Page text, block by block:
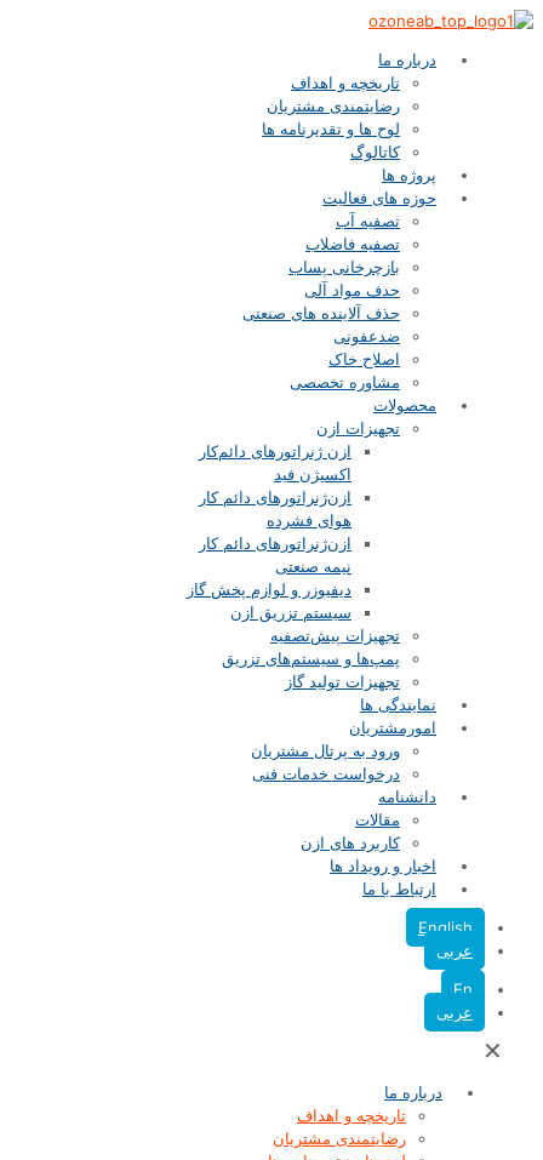
درباره ما
تاریخچه و اهداف
رضایتمندی مشتریان
لوح ها و تقدیرنامه ها
کاتالوگ
پروژه ها
حوزه های فعالیت
تصفیه آب
تصفیه فاضلاب
بازچرخانی پساب
حدف مواد آلی
حذف آلاینده های صنعتی
ضدعفونی
اصلاح خاک
مشاوره تخصصی
محصولات
تجهیزات ازن
ازن‌ ژنراتورهای دائم‌کار
اکسیژن فید
ازن‌ژنراتورهای دائم کار
هوای فشرده
ازن‌ژنراتورهای دائم کار
نیمه صنعتی
دیفیوزر و لوازم پخش گاز
سیستم تزریق ازن
تجهیزات پیش‌تصفیه
پمپ‌ها و سیستم‌های تزریق
تجهیزات تولید گاز
نمایندگی ها
امورمشتریان
ورود به پرتال مشتریان
درخواست خدمات فنی
دانشنامه
مقالات
کاربرد های ازن
اخبار و رویداد ها
ارتباط با ما
English
عربی
En
عربی
✕
درباره ما
تاریخچه و اهداف
رضایتمندی مشتریان